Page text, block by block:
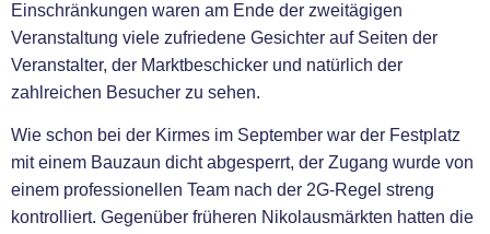
Einschränkungen waren am Ende der zweitägigen
Veranstaltung viele zufriedene Gesichter auf Seiten der
Veranstalter, der Marktbeschicker und natürlich der
zahlreichen Besucher zu sehen.
Wie schon bei der Kirmes im September war der Festplatz
mit einem Bauzaun dicht abgesperrt, der Zugang wurde von
einem professionellen Team nach der 2G-Regel streng
kontrolliert. Gegenüber früheren Nikolausmärkten hatten die